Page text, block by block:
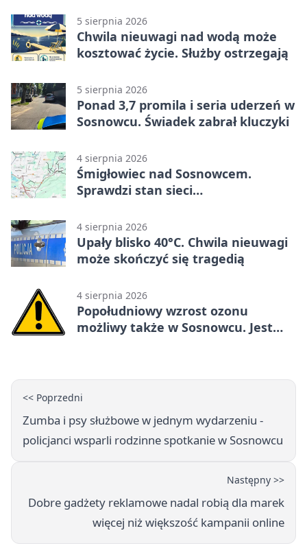
5 sierpnia 2026
Chwila nieuwagi nad wodą może
kosztować życie. Służby ostrzegają
5 sierpnia 2026
Ponad 3,7 promila i seria uderzeń w
Sosnowcu. Świadek zabrał kluczyki
4 sierpnia 2026
Śmigłowiec nad Sosnowcem.
Sprawdzi stan sieci
4 sierpnia 2026
Upały blisko 40°C. Chwila nieuwagi
może skończyć się tragedią
4 sierpnia 2026
Popołudniowy wzrost ozonu
możliwy także w Sosnowcu. Jest
<< Poprzedni
Zumba i psy służbowe w jednym wydarzeniu -
policjanci wsparli rodzinne spotkanie w Sosnowcu
Następny >>
Dobre gadżety reklamowe nadal robią dla marek
więcej niż większość kampanii online